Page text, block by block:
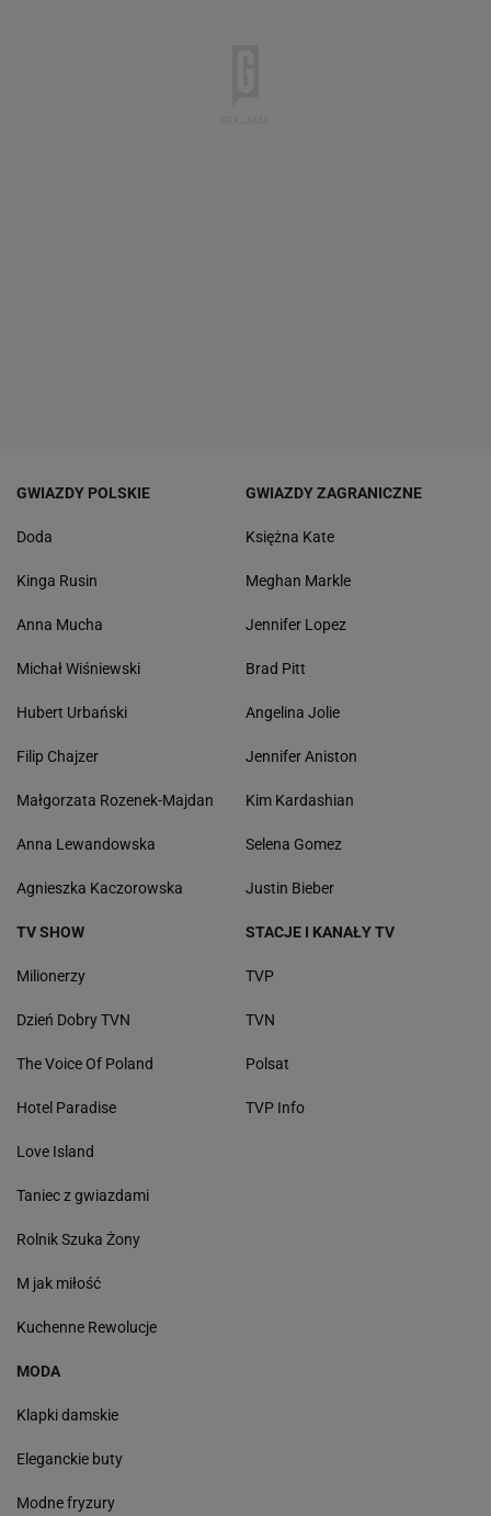
GWIAZDY POLSKIE
Doda
Kinga Rusin
Anna Mucha
Michał Wiśniewski
Hubert Urbański
Filip Chajzer
Małgorzata Rozenek-Majdan
Anna Lewandowska
Agnieszka Kaczorowska
GWIAZDY ZAGRANICZNE
Księżna Kate
Meghan Markle
Jennifer Lopez
Brad Pitt
Angelina Jolie
Jennifer Aniston
Kim Kardashian
Selena Gomez
Justin Bieber
TV SHOW
Milionerzy
Dzień Dobry TVN
The Voice Of Poland
Hotel Paradise
Love Island
Taniec z gwiazdami
Rolnik Szuka Żony
M jak miłość
Kuchenne Rewolucje
STACJE I KANAŁY TV
TVP
TVN
Polsat
TVP Info
MODA
Klapki damskie
Eleganckie buty
Modne fryzury